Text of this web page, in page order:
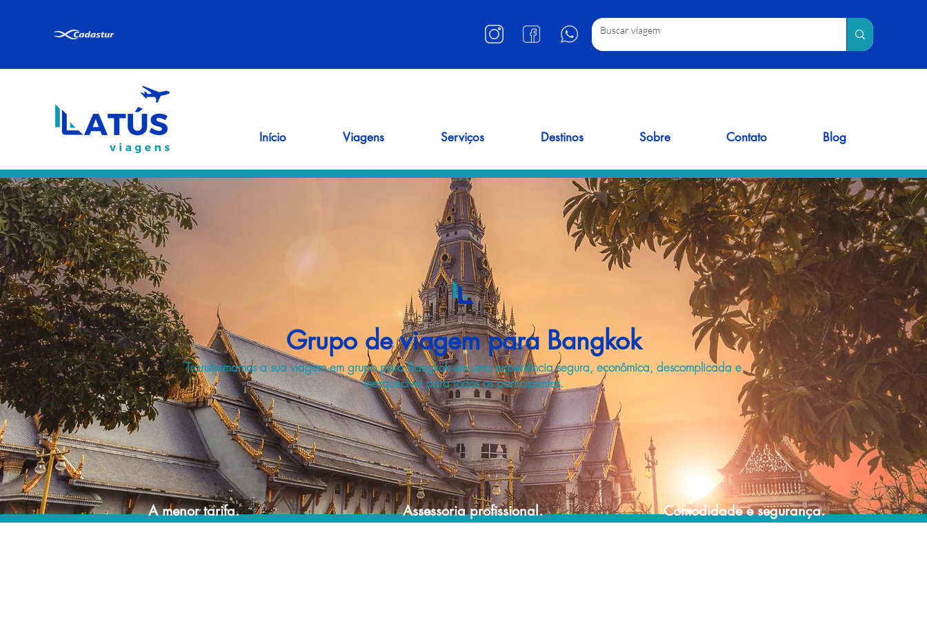
Início Viagens Serviços Destinos Sobre Contato Blog
Grupo de viagem para Bangkok
Transformamos a sua viagem em grupo para Bangkok em uma experiência segura, econômica, descomplicada e
inesquecível para todos os participantes.
A menor tarifa. Assessoria profissional. Comodidade e segurança.